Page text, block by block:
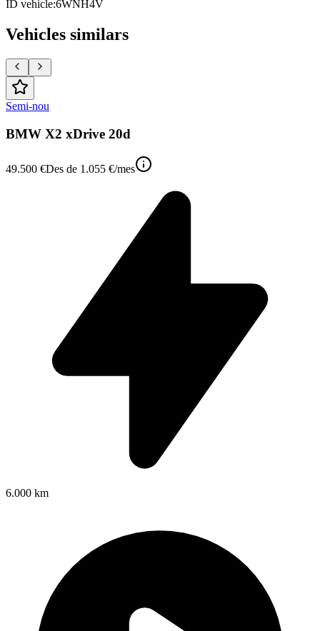
ID vehicle:6WNH4V
Vehicles similars
Semi-nou
BMW X2 xDrive 20d
49.500 €Des de 1.055 €/mes
6.000 km